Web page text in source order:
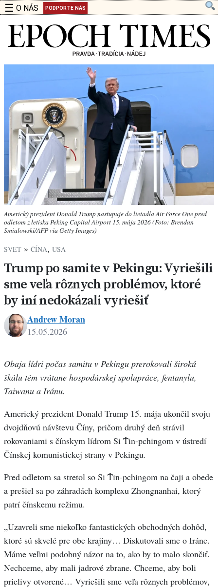
☰ O NÁS PODPORTE NÁS
Americký prezident Donald Trump nastupuje do lietadla Air Force One pred
odletom z letiska Peking Capital Airport 15. mája 2026 (Foto: Brendan
Smialowski/AFP via Getty Images)
SVET » ČÍNA, USA
Trump po samite v Pekingu: Vyriešili
sme veľa rôznych problémov, ktoré
by iní nedokázali vyriešiť
Moran
Andrew Moran
15.05.2026
Obaja lídri počas samitu v Pekingu prerokovali širokú
škálu tém vrátane hospodárskej spolupráce, fentanylu,
Taiwanu a Iránu.
Americký prezident Donald Trump 15. mája ukončil svoju
dvojdňovú návštevu Číny, pričom druhý deň strávil
rokovaniami s čínskym lídrom Si Ťin-pchingom v ústredí
Čínskej komunistickej strany v Pekingu.
Pred odletom sa stretol so Si Ťin-pchingom na čaji a obede
a prešiel sa po záhradách komplexu Zhongnanhai, ktorý
patrí čínskemu režimu.
„Uzavreli sme niekoľko fantastických obchodných dohôd,
ktoré sú skvelé pre obe krajiny… Diskutovali sme o Iráne.
Máme veľmi podobný názor na to, ako by to malo skončiť.
Nechceme, aby mali jadrové zbrane. Chceme, aby boli
prielivy otvorené… Vyriešili sme veľa rôznych problémov,